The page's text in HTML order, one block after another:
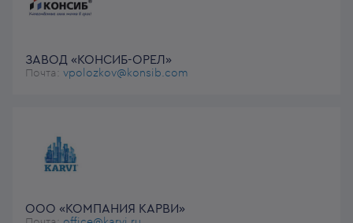
ЗАВОД «КОНСИБ-ОРЕЛ»
Почта: vpolozkov@konsib.com
ООО «КОМПАНИЯ КАРВИ»